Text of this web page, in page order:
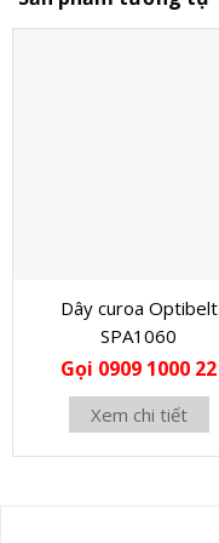
Dây curoa Optibelt
SPA1060
Gọi 0909 1000 22
Xem chi tiết